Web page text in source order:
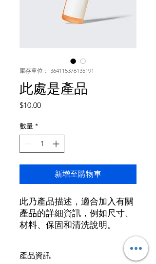
庫存單位： 364115376135191
此處是產品
$10.00價
數量 *
新增至購物車
此乃產品描述，適合加入有關
產品的詳細資訊，例如尺寸、
材料、保固和清洗說明。
產品資訊